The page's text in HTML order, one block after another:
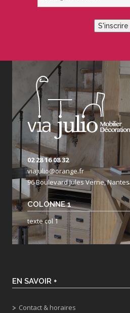
S'inscrire
02 28 16 08 32
viajulio@orange.fr
96 Boulevard Jules Verne, Nantes
COLONNE 1
texte col 1
EN SAVOIR +
Contact & horaires